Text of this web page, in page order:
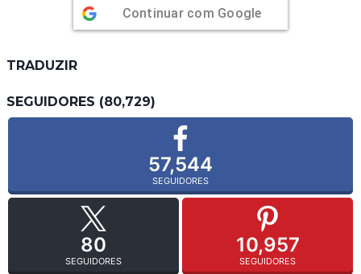
Continuar com Google
TRADUZIR
SEGUIDORES (80,729)
57,544
SEGUIDORES
80
SEGUIDORES
10,957
SEGUIDORES